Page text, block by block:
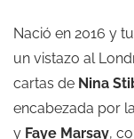
Nació en 2016 y
un vistazo al
cartas de Nina
encabezada por
y Faye Marsay,